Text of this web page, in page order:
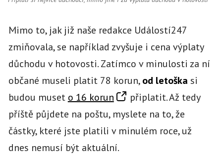
Mimo to, jak již naše redakce Událostí247
zmiňovala, se například zvyšuje i cena výplaty
důchodu v hotovosti. Zatímco v minulosti za ní
občané museli platit 78 korun,od letoška si
budou muset o 16 korun
připlatit. Až tedy
příště půjdete na poštu, myslete na to, že
částky, které jste platili v minulém roce, už
dnes nemusí být aktuální.